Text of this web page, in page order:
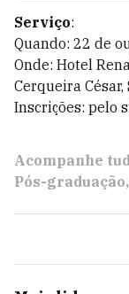
Serviço:
Quando: 22 de
Onde: Hotel
Cerqueira César,
Inscrições: pelo
Acompanhe
Pós-graduação